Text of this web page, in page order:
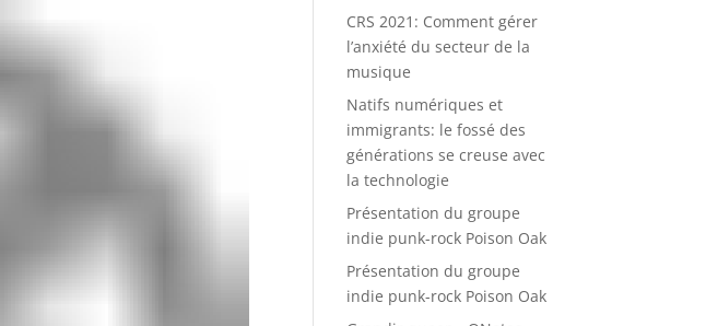
CRS 2021: Comment gérer
l’anxiété du secteur de la
musique
Natifs numériques et
immigrants: le fossé des
générations se creuse avec
la technologie
Présentation du groupe
indie punk-rock Poison Oak
Présentation du groupe
indie punk-rock Poison Oak